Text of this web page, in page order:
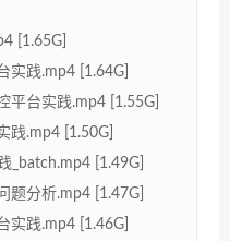
[1.65G]
实践.mp4 [1.64G]
平台实践.mp4 [1.55G]
践.mp4 [1.50G]
_batch.mp4 [1.49G]
题分析.mp4 [1.47G]
实践.mp4 [1.46G]